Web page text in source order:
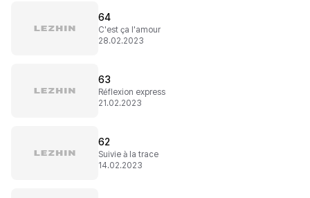
64
C'est ça l'amour
28.02.2023
63
Réflexion express
21.02.2023
62
Suivie à la trace
14.02.2023